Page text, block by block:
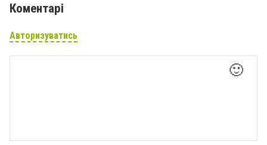
Коментарі
Авторизуватись
🙂